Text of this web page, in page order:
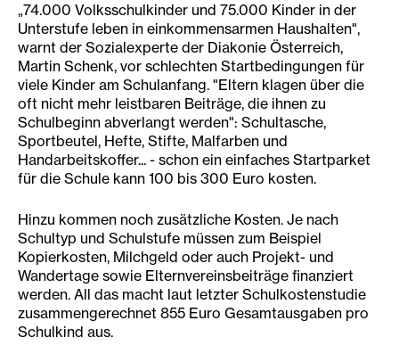
„74.000 Volksschulkinder und 75.000 Kinder in der
Unterstufe leben in einkommensarmen Haushalten",
warnt der Sozialexperte der Diakonie Österreich,
Martin Schenk, vor schlechten Startbedingungen für
viele Kinder am Schulanfang. "Eltern klagen über die
oft nicht mehr leistbaren Beiträge, die ihnen zu
Schulbeginn abverlangt werden": Schultasche,
Sportbeutel, Hefte, Stifte, Malfarben und
Handarbeitskoffer... - schon ein einfaches Startparket
für die Schule kann 100 bis 300 Euro kosten.
Hinzu kommen noch zusätzliche Kosten. Je nach
Schultyp und Schulstufe müssen zum Beispiel
Kopierkosten, Milchgeld oder auch Projekt- und
Wandertage sowie Elternvereinsbeiträge finanziert
werden. All das macht laut letzter Schulkostenstudie
zusammengerechnet 855 Euro Gesamtausgaben pro
Schulkind aus.